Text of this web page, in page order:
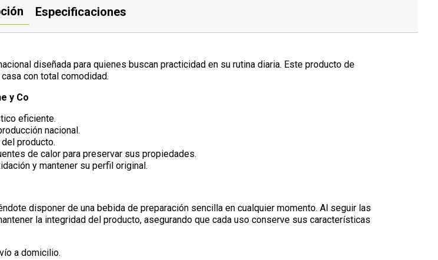
Especificaciones
diseñada para quienes buscan practicidad en su rutina diaria. Este producto de
con total comodidad.
y Co
eficiente.
nacional.
producto.
de calor para preservar sus propiedades.
y mantener su perfil original.
disponer de una bebida de preparación sencilla en cualquier momento. Al seguir las
la integridad del producto, asegurando que cada uso conserve sus características
a domicilio.